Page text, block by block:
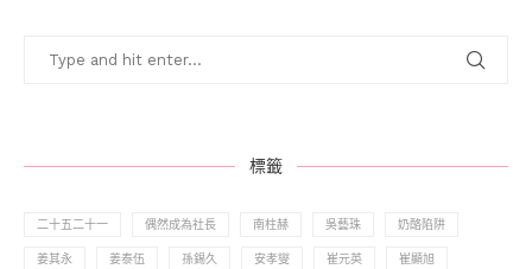
標籤
二十五二十一 偶然成為社長 南柱赫 吳藝珠 奶酪陷阱
姜其永 姜泰伍 孫錫久 安孝燮 崔元英 崔顯旭